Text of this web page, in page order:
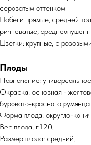
сероватым оттенком
Побеги прямые, средней
ричневатые,
Цветки: крупные, с
Плоды
Назначение:
Окраска: основная -
буровато-красного
Форма плода: округло-
Вес плода, г:120.
Размер плода: средний.